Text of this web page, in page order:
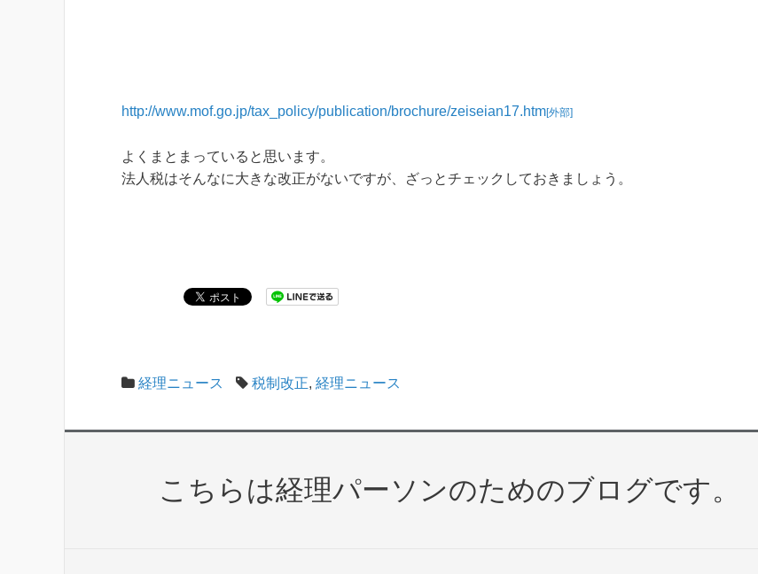
http://www.mof.go.jp/tax_policy/publication/brochure/zeiseian17.htm[外部]
よくまとまっていると思います。
法人税はそんなに大きな改正がないですが、ざっとチェックしておきましょう。
経理ニュース 税制改正, 経理ニュース
こちらは経理パーソンのためのブログです。